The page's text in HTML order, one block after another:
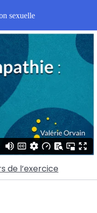
des enfants
/ Autorité (offert)
11:44
sexuelle
de l’exercice